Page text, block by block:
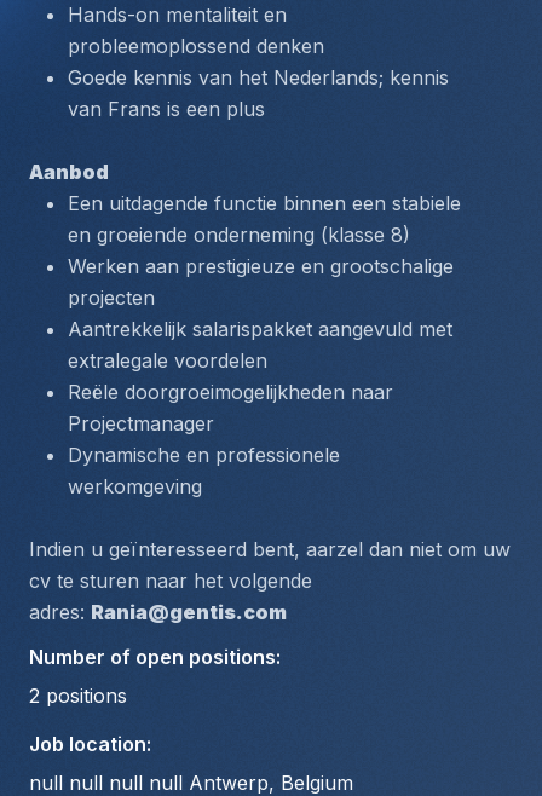
Hands-on mentaliteit en
probleemoplossend denken
Goede kennis van het Nederlands; kennis
van Frans is een plus
Aanbod
Een uitdagende functie binnen een stabiele
en groeiende onderneming (klasse 8)
Werken aan prestigieuze en grootschalige
projecten
Aantrekkelijk salarispakket aangevuld met
extralegale voordelen
Reële doorgroeimogelijkheden naar
Projectmanager
Dynamische en professionele
werkomgeving
Indien u geïnteresseerd bent, aarzel dan niet om uw
cv te sturen naar het volgende
adres: Rania@gentis.com
Number of open positions:
2 positions
Job location:
null null null null Antwerp, Belgium